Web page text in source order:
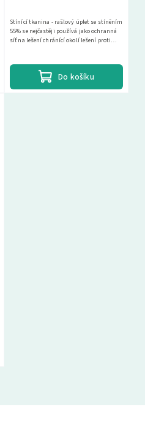
Do košíku
Stínící tkanina - rašlový úplet se stíněním
55% se nejčastěji používá jako ochranná
síť na lešení chránící okolí lešení proti